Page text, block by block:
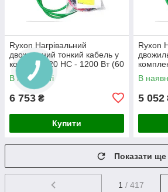
Ryxon Нагрівальний
двожильний тонкий кабель у
комплекті 20 HC - 1200 Вт (60
м)
В наявності
6 753 ₴
Купити
Ryxon
м)
В
5 052
Показати ще
1 / 417